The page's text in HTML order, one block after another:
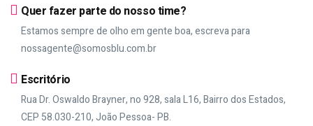
Quer fazer parte do nosso time?
Estamos sempre de olho em gente boa, escreva para
nossagente@somosblu.com.br
Escritório
Rua Dr. Oswaldo Brayner, no 928, sala L16, Bairro dos Estados,
CEP 58.030-210, João Pessoa- PB.